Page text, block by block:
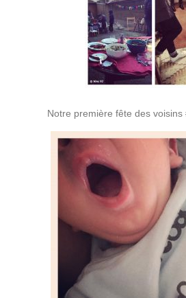
Notre première fête des voisins